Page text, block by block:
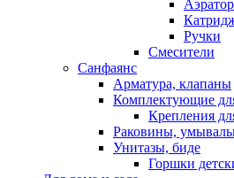
Ручки
Смесители
Санфаянс
Арматура, клапаны
Комплектующие
Крепления
Раковины,
Унитазы, биде
Горшки